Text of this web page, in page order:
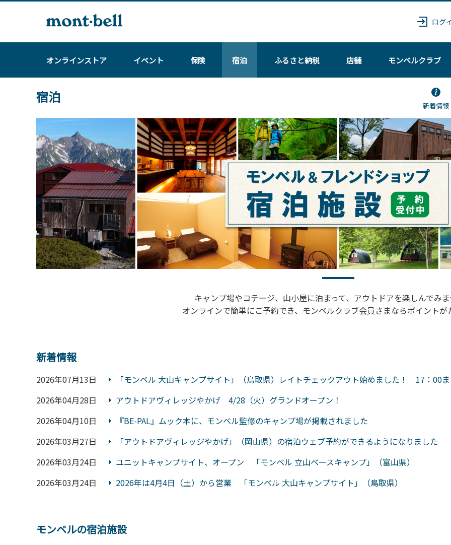
ログ
オンラインストア イベント 保険 宿泊 ふるさと納税 店舗 モンベルクラブ
宿泊
新着情報
キャンプ場やコテージ、山小屋に泊まって、アウトドアを楽しんでみ
オンラインで簡単にご予約でき、モンベルクラブ会員さまならポイントが
新着情報
2026年07月13日
「モンベル 大山キャンプサイト」（鳥取県）レイトチェックアウト始めました！ 17：00
2026年04月28日
アウトドアヴィレッジやかげ 4/28（火）グランドオープン！
2026年04月10日
『BE-PAL』ムック本に、モンベル監修のキャンプ場が掲載されました
2026年03月27日
「アウトドアヴィレッジやかげ」（岡山県）の宿泊ウェブ予約ができるようになりました
2026年03月24日
ユニットキャンプサイト、オープン 「モンベル 立山ベースキャンプ」（富山県）
2026年03月24日
2026年は4月4日（土）から営業 「モンベル 大山キャンプサイト」（鳥取県）
モンベルの宿泊施設